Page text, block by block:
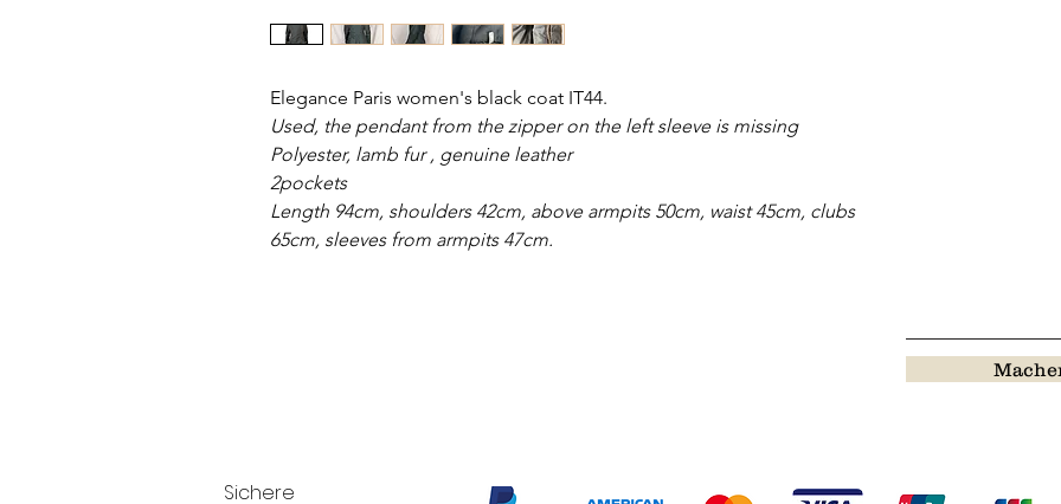
Elegance Paris women's black coat IT44.
Used, the pendant from the zipper on the left sleeve is missing
Polyester, lamb fur , genuine leather
2pockets
Length 94cm, shoulders 42cm, above armpits 50cm, waist 45cm, clubs
65cm, sleeves from armpits 47cm.
Sichere